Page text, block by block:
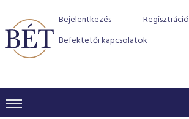
Bejelentkezés Regisztráció
Befektetői kapcsolatok